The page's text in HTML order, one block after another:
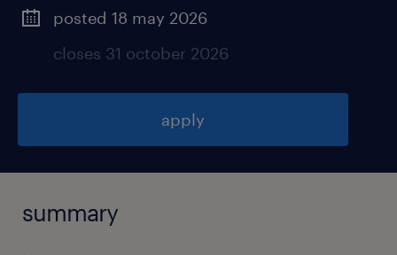
posted 18 may 2026
closes 31 october 2026
apply
summary